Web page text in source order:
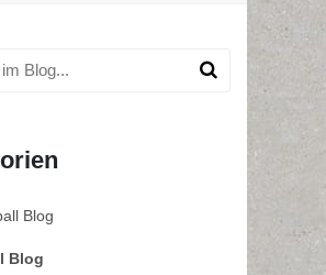
Blog
Blog